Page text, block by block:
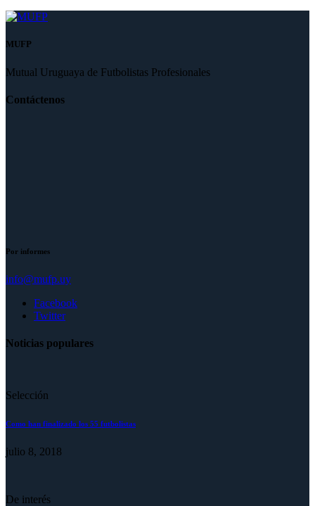
MUFP
Mutual Uruguaya de Futbolistas Profesionales
Contáctenos
Por informes
info@mufp.uy
Facebook
Twitter
Noticias populares
Selección
Como han finalizado los 55 futbolistas
julio 8, 2018
De interés